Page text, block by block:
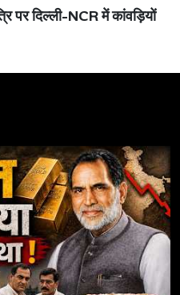
पर दिल्ली-NCR में कांवड़ियों